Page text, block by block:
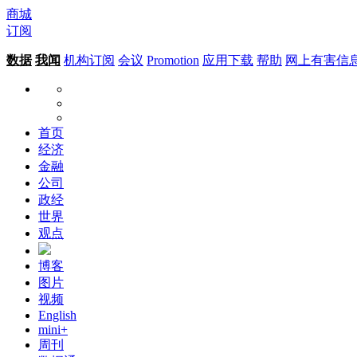
商城
订阅
数据 我闻 机构订阅 会议 Promotion 应用下载 帮助 网上有害信
首页
经济
金融
公司
政经
世界
观点
博客
图片
视频
English
mini+
周刊